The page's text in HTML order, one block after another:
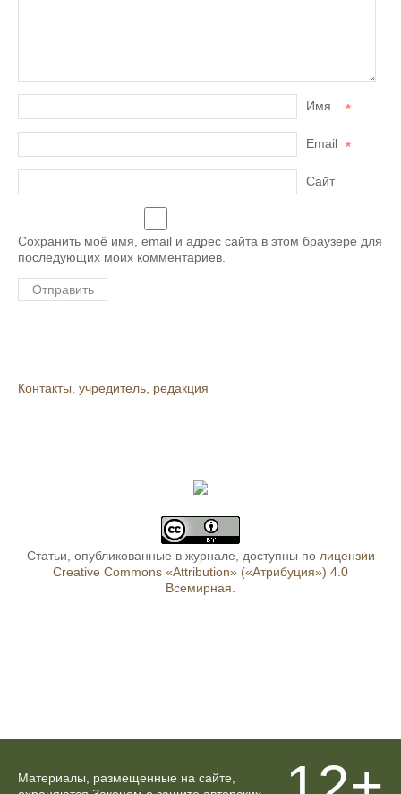
Имя *
Email *
Сайт
Сохранить моё имя, email и адрес сайта в этом браузере для
последующих моих комментариев.
Контакты, учредитель, редакция
Статьи, опубликованные в журнале, доступны по лицензии
Creative Commons «Attribution» («Атрибуция») 4.0
Всемирная
Материалы, размещенные на сайте,